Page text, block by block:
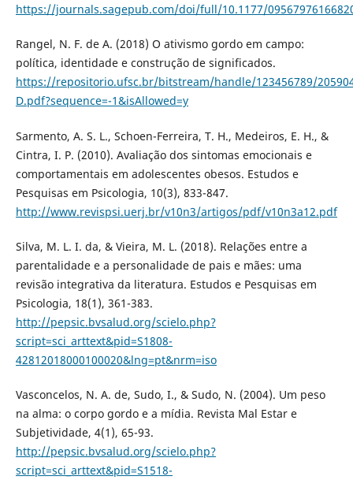
https://journals.sagepub.com/doi/full/10.1177/
Rangel, N. F. de A. (2018) O ativismo gordo em campo:
política, identidade e construção de significados.
https://repositorio.ufsc.br/bitstream/handle/123456789/
D.pdf?sequence=-1&isAllowed=y
Sarmento, A. S. L., Schoen-Ferreira, T. H., Medeiros, E. H., &
Cintra, I. P. (2010). Avaliação dos sintomas emocionais e
comportamentais em adolescentes obesos. Estudos e
Pesquisas em Psicologia, 10(3), 833-847.
http://www.revispsi.uerj.br/v10n3/artigos/pdf/v10n3a12.pdf
Silva, M. L. I. da, & Vieira, M. L. (2018). Relações entre a
parentalidade e a personalidade de pais e mães: uma
revisão integrativa da literatura. Estudos e Pesquisas em
Psicologia, 18(1), 361-383.
http://pepsic.bvsalud.org/scielo.php?
script=sci_arttext&pid=S1808-
42812018000100020&lng=pt&nrm=iso
Vasconcelos, N. A. de, Sudo, I., & Sudo, N. (2004). Um peso
na alma: o corpo gordo e a mídia. Revista Mal Estar e
Subjetividade, 4(1), 65-93.
http://pepsic.bvsalud.org/scielo.php?
script=sci_arttext&pid=S1518-